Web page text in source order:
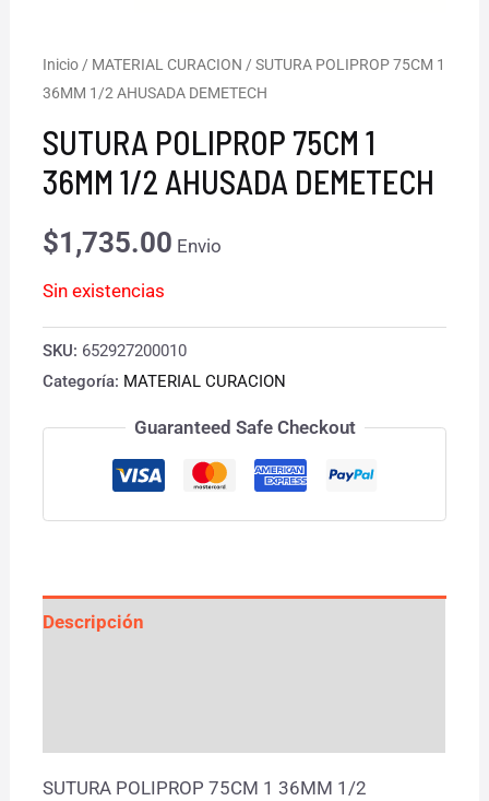
Inicio / MATERIAL CURACION / SUTURA POLIPROP 75CM 1
36MM 1/2 AHUSADA DEMETECH
SUTURA POLIPROP 75CM 1
36MM 1/2 AHUSADA DEMETECH
$1,735.00 Envio
Sin existencias
SKU: 652927200010
Categoría: MATERIAL CURACION
Guaranteed Safe Checkout
Descripción
SUTURA POLIPROP 75CM 1 36MM 1/2